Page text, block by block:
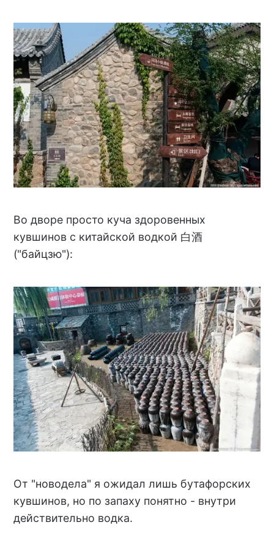
Во дворе просто куча здоровенных
кувшинов с китайской водкой 白酒
("байцзю"):
От "новодела" я ожидал лишь бутафорских
кувшинов, но по запаху понятно - внутри
действительно водка.